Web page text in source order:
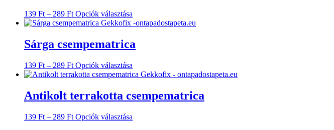
139 Ft – 289 FtÁrtartomány:
139 Ft
Opciók választása
a
variációja
A
változatok
termékoldalon
választhatók
Sárga csempematrica
139 Ft – 289 FtÁrtartomány:
139 Ft
Opciók választása
a
variációja
A
Antikolt terrakotta csempematrica
139 Ft – 289 FtÁrtartomány:
Opciók választása